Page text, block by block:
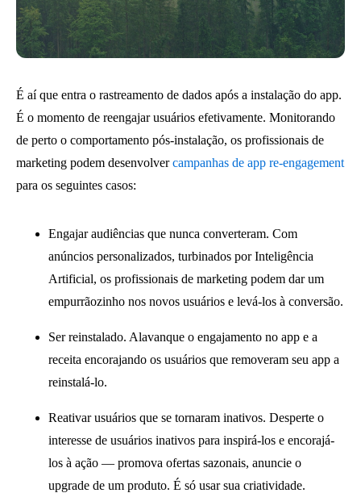
É aí que entra o rastreamento de dados após a instalação do app.
É o momento de reengajar usuários efetivamente. Monitorando
de perto o comportamento pós-instalação, os profissionais de
marketing podem desenvolvercampanhas de app re-engagement
para os seguintes casos:
Engajar audiências que nunca converteram. Com
anúncios personalizados, turbinados por Inteligência
Artificial, os profissionais de marketing podem dar um
empurrãozinho nos novos usuários e levá-los à conversão.
Ser reinstalado. Alavanque o engajamento no app e a
receita encorajando os usuários que removeram seu app a
reinstalá-lo.
Reativar usuários que se tornaram inativos. Desperte o
interesse de usuários inativos para inspirá-los e encorajá-
los à ação — promova ofertas sazonais, anuncie o
upgrade de um produto. É só usar sua criatividade.